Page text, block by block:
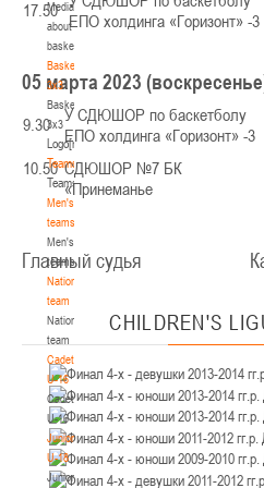
Media
about
basketball
Basketball
3x3
Basketball
3x3
Logo[modid=121]
Teams
Teams
Men's
teams
Men's
teams
National
team
National
team
Cadets
U-16
Cadets
U-16
Juniors
U-18
Juniors
IV тур – юноши 2014-2015 гг.р., Дивизион
Уральская 3А
18-
,
IV тур – девушки 2010-2011 гг.р.,
ул. Ленинградская, 4
U-14
,
IV тур – девушки 2012-2013 гг.р.,
ул. Врублевского, 92
14-
U-16,
III тур – девушки 2010-2011 гг.р.,
17.50
ЕПО холдинга «Горизонт» -3
05 марта 2023
9.30
У СДЮШОР по баскетболу
ЕПО холдинга «Горизонт» -3
10.50СДЮШОР №7 БК
«Принеманье
Главный судья
CHILDREN'S